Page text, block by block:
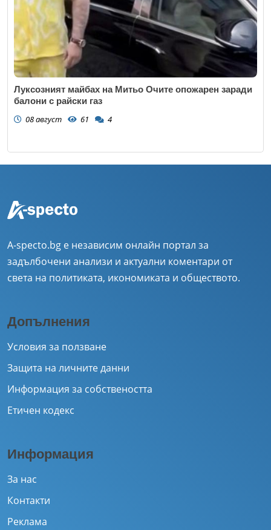
Луксозният майбах на Митьо Очите опожарен заради
балони с райски газ
08 август 61 4
A-specto.bg е независим онлайн портал за
задълбочени анализи и актуални коментари от
света на политиката, икономиката и обществото.
Допълнения
Условия за ползване
Защита на личните данни
Информация за собствеността
Етичен кодекс
Информация
За нас
Контакти
Реклама